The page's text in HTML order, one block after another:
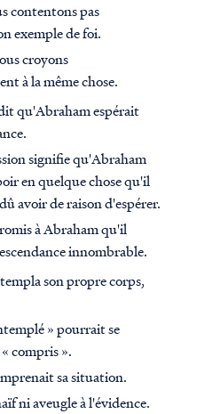
contentons pas
exemple de foi.
croyons
à la même chose.
qu'Abraham espérait
signifie qu'Abraham
en quelque chose qu'il
avoir de raison d'espérer.
à Abraham qu'il
innombrable.
son propre corps,
» pourrait se
compris ».
sa situation.
ni aveugle à l'évidence.